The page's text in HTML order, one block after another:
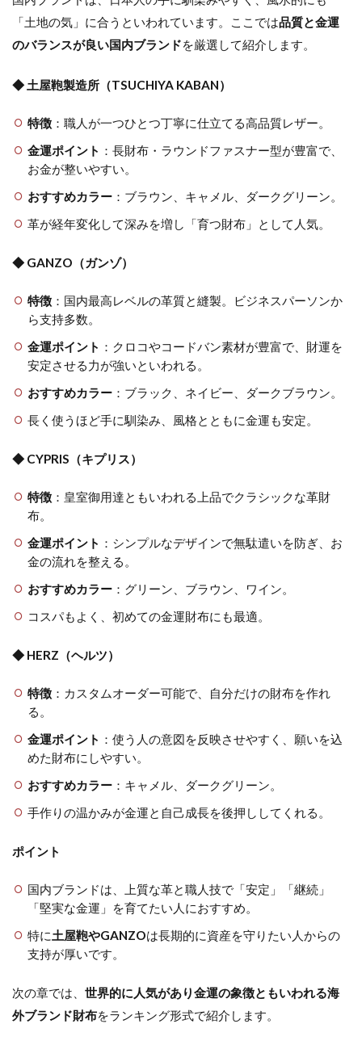
「土地の気」に合うといわれています。ここでは品質と金運
のバランスが良い国内ブランドを厳選して紹介します。
◆ 土屋鞄製造所（TSUCHIYA KABAN）
特徴：職人が一つひとつ丁寧に仕立てる高品質レザー。
金運ポイント ：長財布・ラウンドファスナー型が豊富で、
お金が整いやすい。
おすすめカラー：ブラウン、キャメル、ダークグリーン。
革が経年変化して深みを増し「育つ財布」として人気。
◆ GANZO（ガンゾ）
特徴：国内最高レベルの革質と縫製。ビジネスパーソンか
ら支持多数。
金運ポイント ：クロコやコードバン素材が豊富で、財運を
安定させる力が強いといわれる。
おすすめカラー：ブラック、ネイビー、ダークブラウン。
長く使うほど手に馴染み、風格とともに金運も安定。
◆ CYPRIS（キプリス）
特徴：皇室御用達ともいわれる上品でクラシックな革財
布。
金運ポイント ：シンプルなデザインで無駄遣いを防ぎ、お
金の流れを整える。
おすすめカラー：グリーン、ブラウン、ワイン。
コスパもよく、初めての金運財布にも最適。
◆ HERZ（ヘルツ）
特徴：カスタムオーダー可能で、自分だけの財布を作れ
る。
金運ポイント ：使う人の意図を反映させやすく、願いを込
めた財布にしやすい。
おすすめカラー：キャメル、ダークグリーン。
手作りの温かみが金運と自己成長を後押ししてくれる。
ポイント
国内ブランドは、上質な革と職人技で「安定」「継続」
「堅実な金運」を育てたい人におすすめ。
特に土屋鞄やGANZOは長期的に資産を守りたい人からの
支持が厚いです。
次の章では、 世界的に人気があり金運の象徴ともいわれる海
外ブランド財布をランキング形式で紹介します。